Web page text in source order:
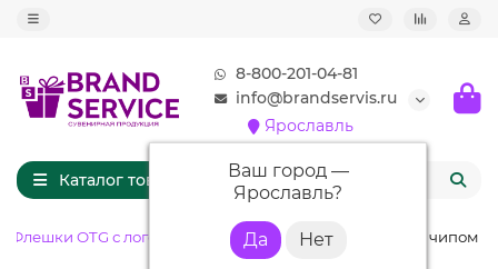
8-800-201-04-81
info@brandservis.ru
Ярославль
Ваш город —
Ярославль?
Каталог товаров
Флешки OTG с логотипом Флешка OTG001 (белый) с чипом 8